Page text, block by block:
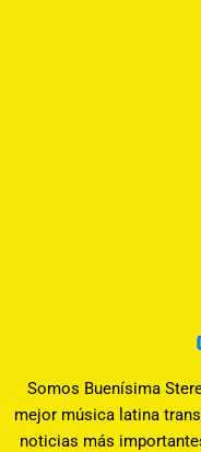
Somos Buenísima
mejor música latina
noticias más